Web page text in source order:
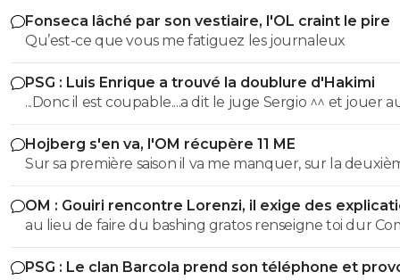
Fonseca lâché par son vestiaire, l'OL craint le pire
Qu’est-ce que vous me fatiguez les journaleux
PSG : Luis Enrique a trouvé la doublure d'Hakimi
...Donc il est coupable....a dit le juge Sergio ^^ et jouer
n'arrange pas son cas on sait :)
Hojberg s'en va, l'OM récupère 11 ME
Sur sa première saison il va me manquer, sur la
très peu !
OM : Gouiri rencontre Lorenzi, il exige des
au lieu de faire du bashing gratos renseigne toi dur
c'est le nouveau riche oralien ils vont nouer la cL etc
progresse chaque saison
PSG : Le clan Barcola prend son téléphone et